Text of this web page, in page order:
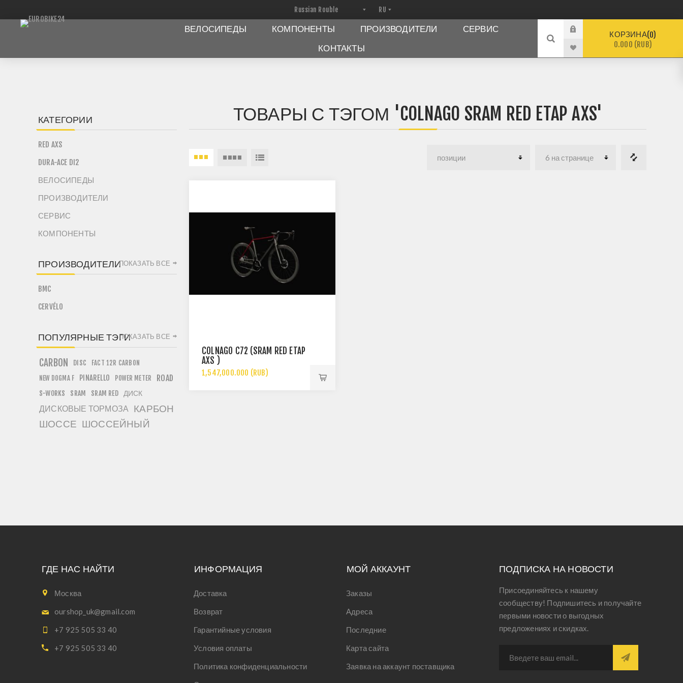
ВЕЛОСИПЕДЫ КОМПОНЕНТЫ ПРОИЗВОДИТЕЛИ
СЕРВИС
КОНТАКТЫ
КОРЗИНА 0
0.000 (RUB)
ТОВАРЫ С ТЭГОМ 'COLNAGO SRAM RED ETAP AXS'
COLNAGO C72 (SRAM RED ETAP
AXS )
1,547,000.000 (RUB)
КАТЕГОРИИ
RED AXS
DURA-ACE DI2
ВЕЛОСИПЕДЫ
ПРОИЗВОДИТЕЛИ
СЕРВИС
КОМПОНЕНТЫ
ПРОИЗВОДИТЕЛИ
BMC
CERVÉLO
ПОКАЗАТЬ ВСЕ
ПОПУЛЯРНЫЕ ТЭГИ
CARBON DISC
FACT 12R CARBON
NEW DOGMA F
PINARELLO POWER METER ROAD
S-WORKS SRAM SRAM RED ДИСК
ДИСКОВЫЕ ТОРМОЗА КАРБОН
ШОССЕ ШОССЕЙНЫЙ
ПОКАЗАТЬ ВСЕ
ГДЕ НАС НАЙТИ
Москва
ourshop_uk@gmail.com
+7 925 505 33 40
+7 925 505 33 40
ИНФОРМАЦИЯ
Доставка
Возврат
Гарантийные условия
Условия оплаты
Политика конфиденциальности
МОЙ АККАУНТ
Заказы
Адреса
Последние
Карта сайта
Заявка на аккаунт поставщика
ПОДПИСКА НА НОВОСТИ
Присоединяйтесь к нашему
сообществу! Подпишитесь и получайте
первыми новости о выгодных
предложениях и скидках.